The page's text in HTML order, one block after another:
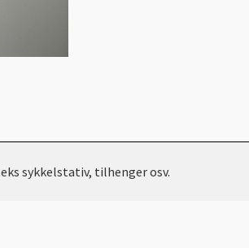
sykkelstativ, tilhenger osv.